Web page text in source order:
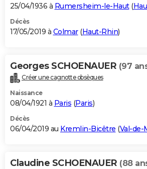
25/04/1936 à Rumersheim-le-Haut(
Décès
17/05/2019 à Colmar(Haut-Rhin)
Georges SCHOENAUER (97
Créer une cagnotte obsèques
Naissance
08/04/1921 à Paris (Paris)
Décès
06/04/2019 au Kremlin-Bicêtre (Val-de-
Claudine SCHOENAUER (88